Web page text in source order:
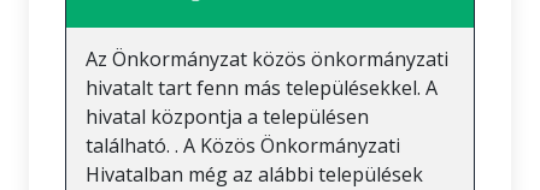
Az Önkormányzat közös önkormányzati
hivatalt tart fenn más településekkel. A
hivatal központja a településen
található. . A Közös Önkormányzati
Hivatalban még az alábbi települések